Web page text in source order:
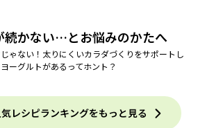
続かない…とお悩みのかたへ
ゃない！太りにくいカラダづくりをサポートし
ーグルトがあるってホント？
レシピランキングをもっと見る